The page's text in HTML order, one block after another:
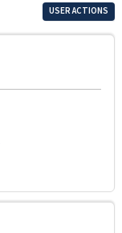
USER ACTIONS